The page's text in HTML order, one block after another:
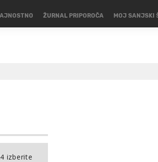
ŽURNAL PRIPOROČA MOJ SANJSKI
izberite